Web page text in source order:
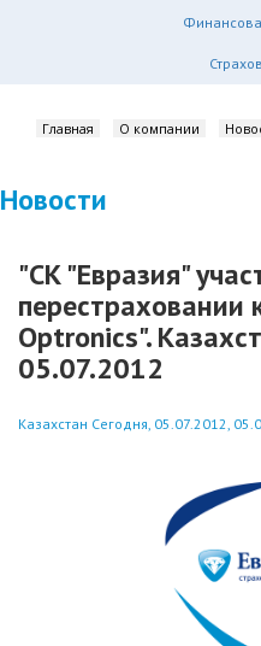
Главная О компании
Новости
"СК "Евразия"
перестраховании
Optronics".
05.07.2012
Казахстан Сегодня, 05.07.2012,